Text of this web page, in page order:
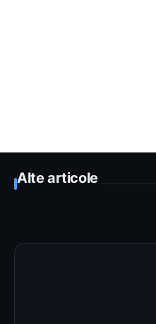
Alte articole